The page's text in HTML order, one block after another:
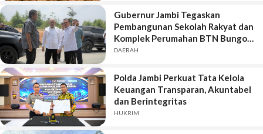
Gubernur Jambi Tegaskan
Pembangunan Sekolah Rakyat dan
Komplek Perumahan BTN Bungo
Green City Harus Sejalan
DAERAH
Polda Jambi Perkuat Tata Kelola
Keuangan Transparan, Akuntabel
dan Berintegritas
HUKRIM